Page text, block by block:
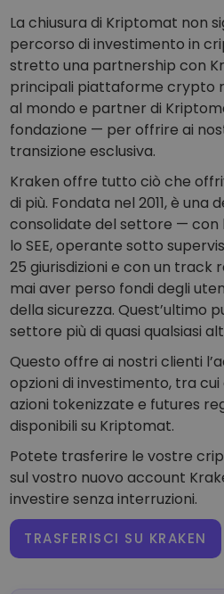
La chiusura di Kriptomat non
percorso di investimento in
stretto una partnership con
principali piattaforme crypto
al mondo e partner di
fondazione — per offrire ai
transizione esclusiva.
Kraken offre tutto ciò che
di più. Fondata nel 2011, è
consolidate del settore — con
lo SEE, operante sotto
25 giurisdizioni e con un track
mai aver perso fondi degli
della sicurezza. Quest’ultimo
settore più di quasi qualsiasi
Questo offre ai nostri clienti
opzioni di investimento, tra
azioni tokenizzate e futures
disponibili su Kriptomat.
Potete trasferire le vostre
sul vostro nuovo account
investire senza interruzioni.
TRASFERISCI SU KRAKEN